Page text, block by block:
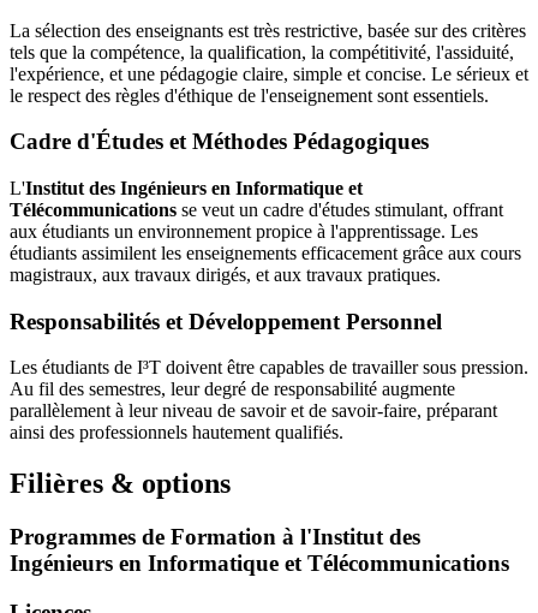
La sélection des enseignants est très restrictive, basée sur des critères
tels que la compétence, la qualification, la compétitivité, l'assiduité,
l'expérience, et une pédagogie claire, simple et concise. Le sérieux et
le respect des règles d'éthique de l'enseignement sont essentiels.
Cadre d'Études et Méthodes Pédagogiques
L'Institut des Ingénieurs en Informatique et
Télécommunications se veut un cadre d'études stimulant, offrant
aux étudiants un environnement propice à l'apprentissage. Les
étudiants assimilent les enseignements efficacement grâce aux cours
magistraux, aux travaux dirigés, et aux travaux pratiques.
Responsabilités et Développement Personnel
Les étudiants de I³T doivent être capables de travailler sous pression.
Au fil des semestres, leur degré de responsabilité augmente
parallèlement à leur niveau de savoir et de savoir-faire, préparant
ainsi des professionnels hautement qualifiés.
Filières & options
Programmes de Formation à l'Institut des
Ingénieurs en Informatique et Télécommunications